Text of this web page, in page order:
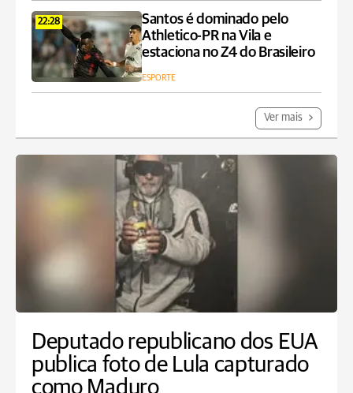
22:28
Santos é dominado pelo
Athletico-PR na Vila e
estaciona no Z4 do Brasileiro
ESPORTE
Ver mais
Deputado republicano dos EUA
publica foto de Lula capturado
como Maduro